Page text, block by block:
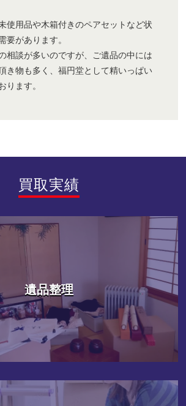
使用品や木箱付きのペアセットなど状
要があります。
相談が多いのですが、ご遺品の中には
き物も多く、福円堂として精いっぱい
ります。
買取実績
遺品整理